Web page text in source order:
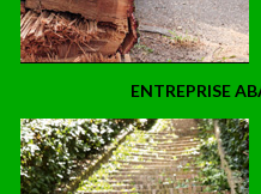
ENTREPRISE